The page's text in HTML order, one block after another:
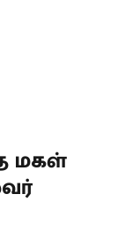
மகள்